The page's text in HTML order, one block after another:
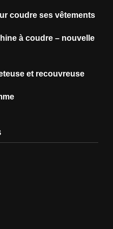
coudre ses vêtements
à coudre – nouvelle
et recouvreuse